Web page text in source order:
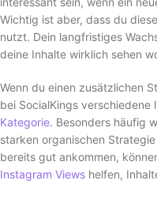
Wichtig ist aber, dass du
nutzt. Dein langfristiges
deine Inhalte wirklich sehen
Wenn du einen zusätzlichen
bei SocialKings
Kategorie. Besonders häufig
starken organischen
bereits gut ankommen,
Instagram Views helfen,